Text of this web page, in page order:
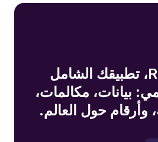
Roamless، تطبيقك الشامل
بيانات، مكالمات،
وأرقام حول العالم.